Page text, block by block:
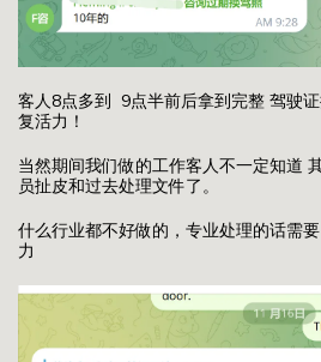
客人8点多到 9点半前后拿到完整 驾驶
复活力！
当然期间我们做的工作客人不一定知道
员扯皮和过去处理文件了。
什么行业都不好做的，专业处理的话需
力